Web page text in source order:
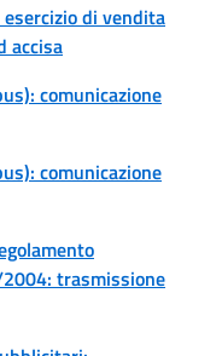
di vendita
accisa
comunicazione
comunicazione
trasmissione